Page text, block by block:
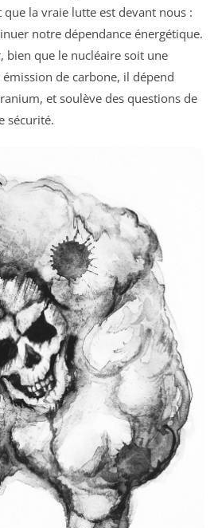
la vraie lutte est devant nous :
notre dépendance énergétique.
bien que le nucléaire soit une
émission de carbone, il dépend
et soulève des questions de
sécurité.